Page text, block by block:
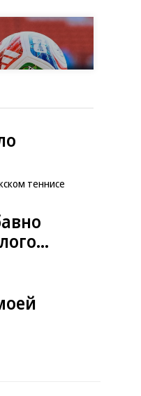
теннисе